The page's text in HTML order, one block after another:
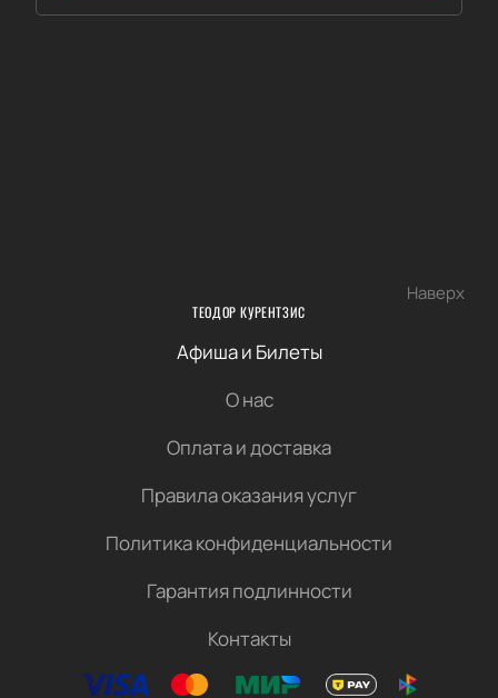
Наверх
ТЕОДОР КУРЕНТЗИС
Афиша и Билеты
О нас
Оплата и доставка
Правила оказания услуг
Политика конфиденциальности
Гарантия подлинности
Контакты